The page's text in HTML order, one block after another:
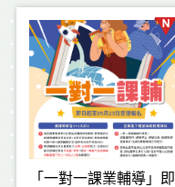
「一對一課業輔導」即